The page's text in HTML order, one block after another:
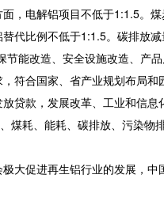
，电解铝项目不低于1:1.5。
代比例不低于1:1.5。碳排放减
节能改造、安全设施改造、产
，符合国家、省产业规划布局
贷款，发展改革、工业和信
煤耗、能耗、碳排放、污染
大促进再生铝行业的发展，